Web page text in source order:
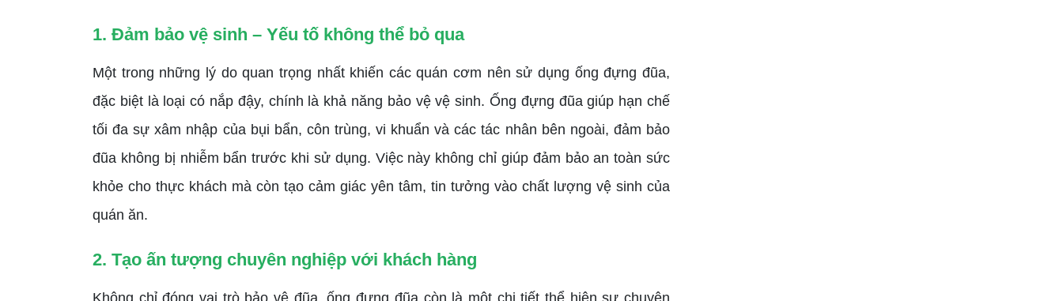
1. Đảm bảo vệ sinh – Yếu tố không thể bỏ qua
Một trong những lý do quan trọng nhất khiến các quán cơm nên sử dụng ống đựng đũa,
đặc biệt là loại có nắp đậy, chính là khả năng bảo vệ vệ sinh. Ống đựng đũa giúp hạn chế
tối đa sự xâm nhập của bụi bẩn, côn trùng, vi khuẩn và các tác nhân bên ngoài, đảm bảo
đũa không bị nhiễm bẩn trước khi sử dụng. Việc này không chỉ giúp đảm bảo an toàn sức
khỏe cho thực khách mà còn tạo cảm giác yên tâm, tin tưởng vào chất lượng vệ sinh của
quán ăn.
2. Tạo ấn tượng chuyên nghiệp với khách hàng
Không chỉ đóng vai trò bảo vệ đũa, ống đựng đũa còn là một chi tiết thể hiện sự chuyên